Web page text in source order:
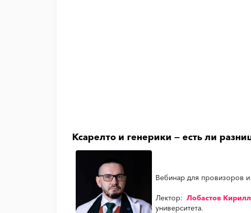
Ксарелто и генерики — есть ли
Вебинар для провизоров
Лектор: Лобастов
университета.